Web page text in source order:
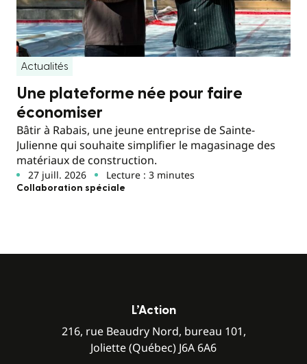
Actualités
Une plateforme née pour faire
économiser
Bâtir à Rabais, une jeune entreprise de Sainte-
Julienne qui souhaite simplifier le magasinage des
matériaux de construction.
27 juill. 2026 Lecture : 3 minutes
Collaboration spéciale
L’Action
216, rue Beaudry Nord, bureau 101,
Joliette (Québec) J6A 6A6